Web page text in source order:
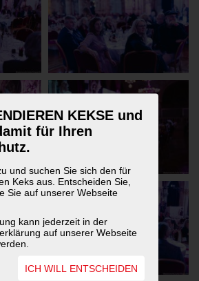
KEKSE und
für Ihren
und suchen Sie sich den für
Keks aus. Entscheiden Sie,
Sie auf unserer Webseite
kann jederzeit in der
auf unserer Webseite
ICH WILL ENTSCHEIDEN